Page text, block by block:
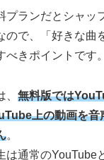
プランだとシャッ
ので、「好きな曲
きポイントです。
無料版では
上の動画を音
。
は通常のYouTube